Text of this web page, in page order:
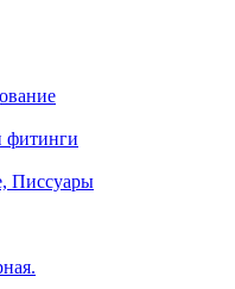
фитинги
Писсуары